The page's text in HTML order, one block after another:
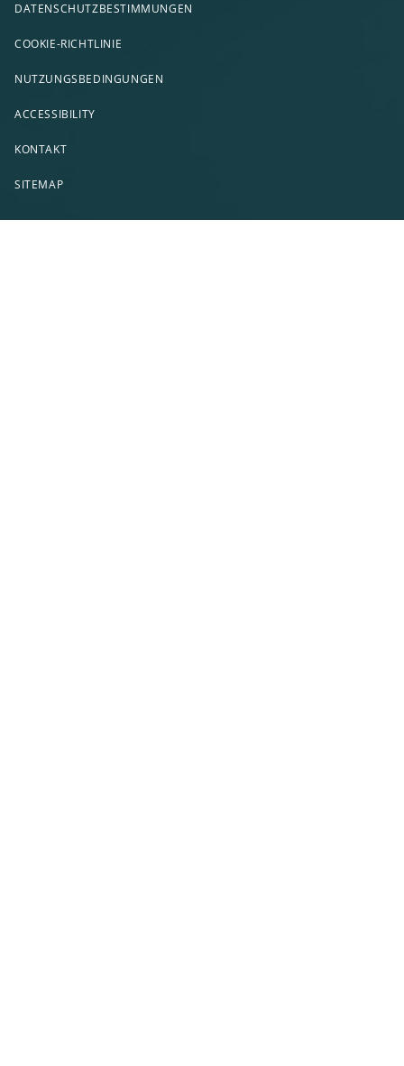
DATENSCHUTZBESTIMMUNGEN
COOKIE-RICHTLINIE
NUTZUNGSBEDINGUNGEN
ACCESSIBILITY
KONTAKT
SITEMAP